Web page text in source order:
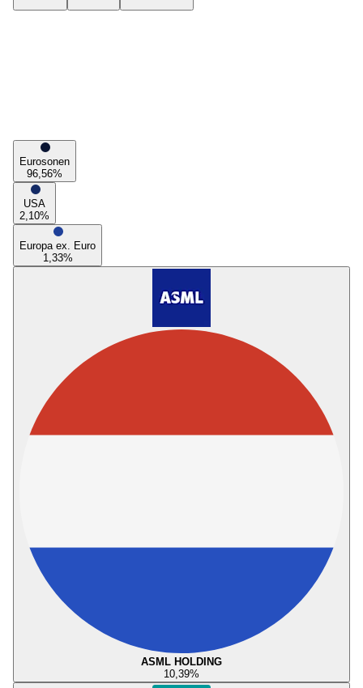
Eurosonen
96,56%
USA
2,10%
Europa ex. Euro
1,33%
ASML HOLDING
10,39%